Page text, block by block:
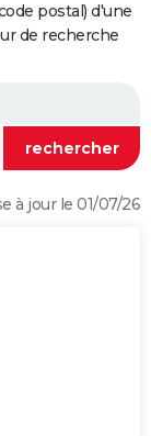
postal) d'une
de recherche
à jour le 01/07/26